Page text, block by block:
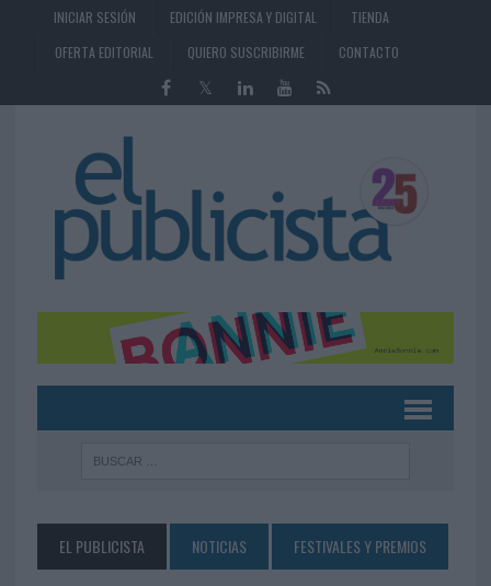
INICIAR SESIÓN EDICIÓN IMPRESA Y DIGITAL
TIENDA
OFERTA EDITORIAL
QUIERO SUSCRIBIRME CONTACTO
EL PUBLICISTA NOTICIAS FESTIVALES Y PREMIOS